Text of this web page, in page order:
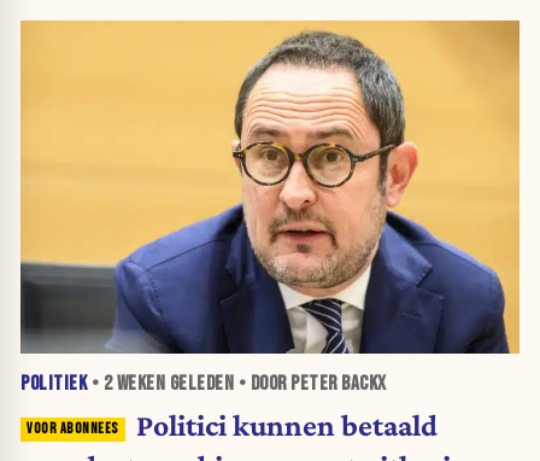
POLITIEK• 2 WEKEN GELEDEN • DOOR PETER BACKX
Politici kunnen betaald